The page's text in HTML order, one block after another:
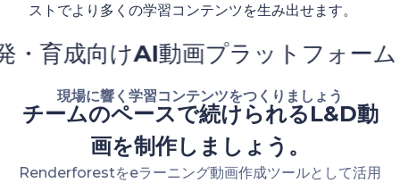
ストでより多くの学習コンテンツを生み出せます。
AI動画プラットフォーム 人材開発
現場に響く学習コンテンツをつくりましょう
チームのペースで続けられるL&D動
画を制作しましょう。
Renderforestをeラーニング動画作成ツールとして活用